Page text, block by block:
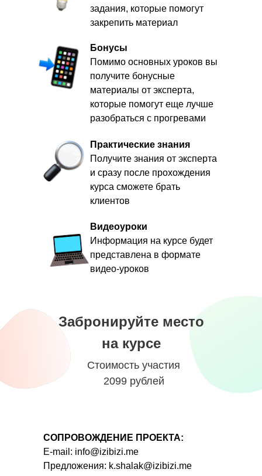
Практические знания
Получите знания от эксперта
и сразу после прохождения
курса сможете брать
клиентов
Видеоуроки
Информация на курсе будет
представлена в формате
видео-уроков
задания, которые помогут
закрепить материал
Бонусы
Помимо основных уроков вы
получите бонусные
материалы от эксперта,
которые помогут еще лучше
разобраться с прогревами
Забронируйте место
на курсе
Стоимость участия
2099 рублей
СОПРОВОЖДЕНИЕ ПРОЕКТА:
E-mail: info@izibizi.me
Предложения: k.shalak@izibizi.me